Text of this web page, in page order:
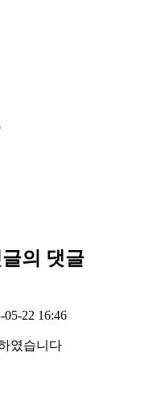
의 댓글
05-22 16:46
였습니다